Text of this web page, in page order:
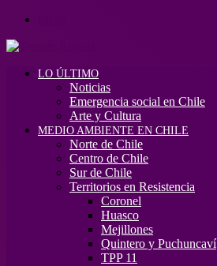
LO ÚLTIMO
Noticias
Emergencia social en Chile
Arte y Cultura
MEDIO AMBIENTE EN CHILE
Norte de Chile
Centro de Chile
Sur de Chile
Territorios en Resistencia
Coronel
Huasco
Mejillones
Quintero y Puchuncaví
TPP 11